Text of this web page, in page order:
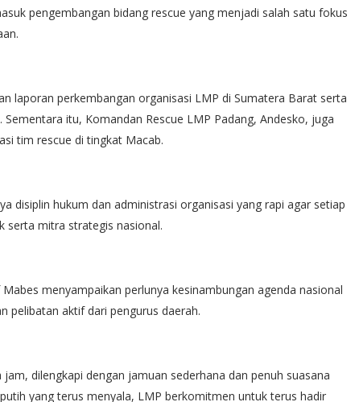
pengembangan bidang rescue yang menjadi salah satu fokus
laporan perkembangan organisasi LMP di Sumatera Barat serta
itu, Komandan Rescue LMP Padang, Andesko, juga
tim rescue di tingkat Macab.
disiplin hukum dan administrasi organisasi yang rapi agar setiap
serta mitra strategis nasional.
menyampaikan perlunya kesinambungan agenda nasional
pelibatan aktif dari pengurus daerah.
dilengkapi dengan jamuan sederhana dan penuh suasana
yang terus menyala, LMP berkomitmen untuk terus hadir